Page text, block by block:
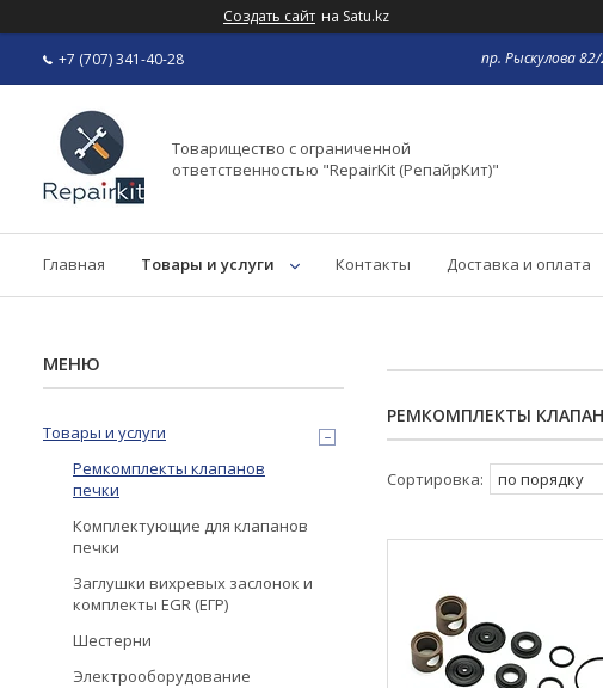
Создать сайт на Satu.kz
+7 (707) 341-40-28 пр. Рыскулова
Товарищество с ограниченной
ответственностью "RepairKit (РепайрКит)"
Главная Товары и услуги Контакты Доставка и оплата
РЕМКОМПЛЕКТЫ
Товары и услуги
Ремкомплекты клапанов
печки
Комплектующие для клапанов
печки
Заглушки вихревых заслонок и
комплекты EGR (ЕГР)
Шестерни
Электрооборудование